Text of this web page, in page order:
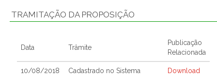
TRAMITAÇÃO DA PROPOSIÇÃO
Data Trâmite
Publicação
Relacionada
10/08/2018 Cadastrado no Sistema Download